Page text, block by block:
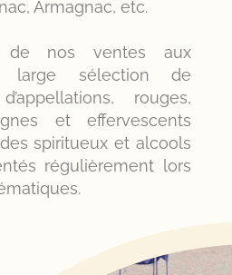
Armagnac, etc.
de nos ventes aux
large sélection de
rouges,
et effervescents
spiritueux et alcools
régulièrement lors